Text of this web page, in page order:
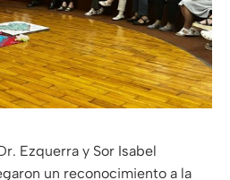
Ezquerra y Sor Isabel
un reconocimiento a la